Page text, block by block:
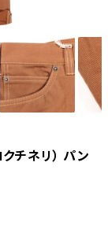
ネリ） パン